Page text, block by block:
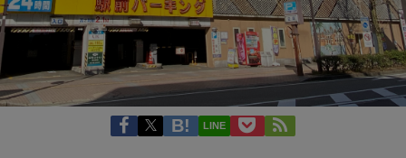
LINE